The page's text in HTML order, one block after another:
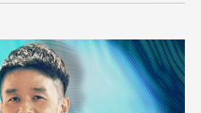
サマーインターン スクラム
セキュリティ